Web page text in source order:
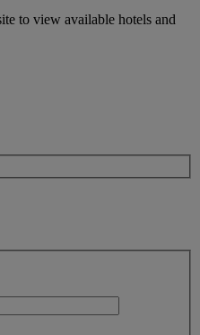
to view available hotels and